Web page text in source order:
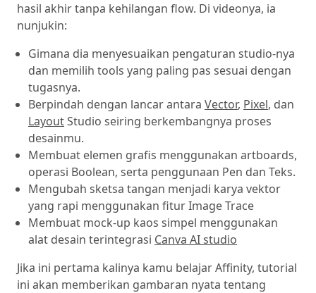
hasil akhir tanpa kehilangan flow. Di videonya, ia
nunjukin:
Gimana dia menyesuaikan pengaturan studio-nya
dan memilih tools yang paling pas sesuai dengan
tugasnya.
Berpindah dengan lancar antara Vector, Pixel, dan
LayoutStudio seiring berkembangnya proses
desainmu.
Membuat elemen grafis menggunakan artboards,
operasi Boolean, serta penggunaan Pen dan Teks.
Mengubah sketsa tangan menjadi karya vektor
yang rapi menggunakan fitur Image Trace
Membuat mock-up kaos simpel menggunakan
alat desain terintegrasi Canva AI studio
Jika ini pertama kalinya kamu belajar Affinity, tutorial
ini akan memberikan gambaran nyata tentang